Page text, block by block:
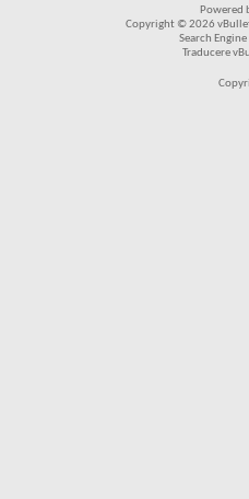
Powered
Copyright © 2026
Search
Traducere